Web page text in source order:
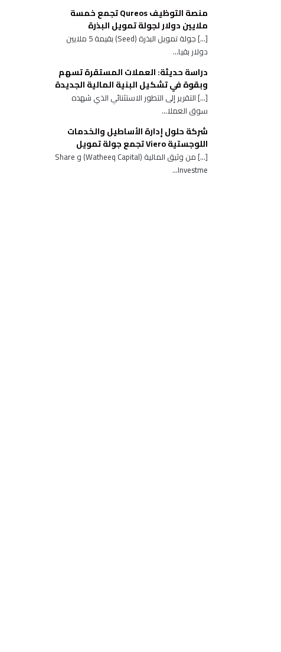
منصة التوظيف Qureos تجمع خمسة
ملايين دولار لجولة تمويل البذرة
[…] جولة تمويل البذرة (Seed) بقيمة 5 ملايين
دولار بقيا...
دراسة حديثة: العملات المستقرة تسهم
وبقوة في تشكيل البنية المالية الجديدة
[…] التقرير إلى التطور الاستثنائي الذي شهده
سوق العملا...
شركة حلول إدارة الأساطيل والخدمات
اللوجستية Viero تجمع جولة تمويل
[…] من وثيق المالية (Watheeq Capital) و Share
Investme...